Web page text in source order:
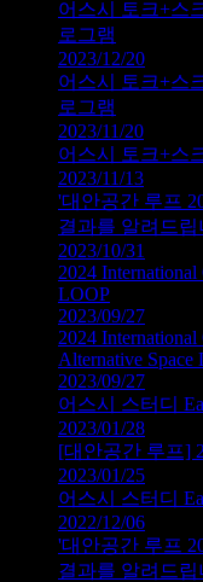
어스시 토크+스
로그램
2023/12/20
어스시 토크+스
로그램
2023/11/20
어스시 토크+스
2023/11/13
'대안공간 루프
결과를 알려드립
2023/10/31
2024
LOOP
2023/09/27
2024
Alternative Space
2023/09/27
어스시 스터디
2023/01/28
[대안공간 루프]
2023/01/25
어스시 스터디
2022/12/06
'대안공간 루프
결과를 알려드립